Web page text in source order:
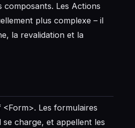
Les Actions
plus complexe – il
la revalidation et la
Les formulaires
charge, et appellent les